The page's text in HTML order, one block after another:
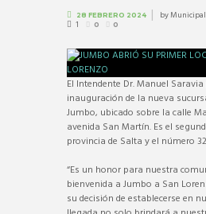
28 FEBRERO 2024 by
1 0 0
El Intendente Dr. Manuel
inauguración de la nueva
Jumbo, ubicado sobre la calle
avenida San Martín. Es el
provincia de Salta y el número
“Es un honor para nuestra
bienvenida a Jumbo a San
su decisión de establecerse en